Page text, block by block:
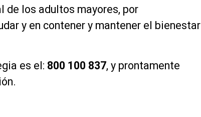
de los adultos mayores, por
y en contener y mantener el bienestar
es el: 800 100 837, y prontamente